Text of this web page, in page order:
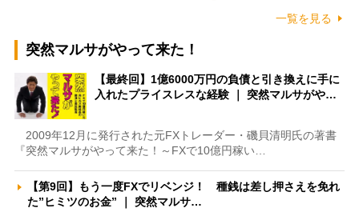
一覧を見る
突然マルサがやって来た！
【最終回】1億6000万円の負債と引き換えに手に
入れたプライスレスな経験 ｜ 突然マルサがや…
2009年12月に発行された元FXトレーダー・磯貝清明氏の著書
『突然マルサがやって来た！～FXで10億円稼い…
【第9回】もう一度FXでリベンジ！ 種銭は差し押さえを免れ
た”ヒミツのお金” ｜ 突然マルサ…